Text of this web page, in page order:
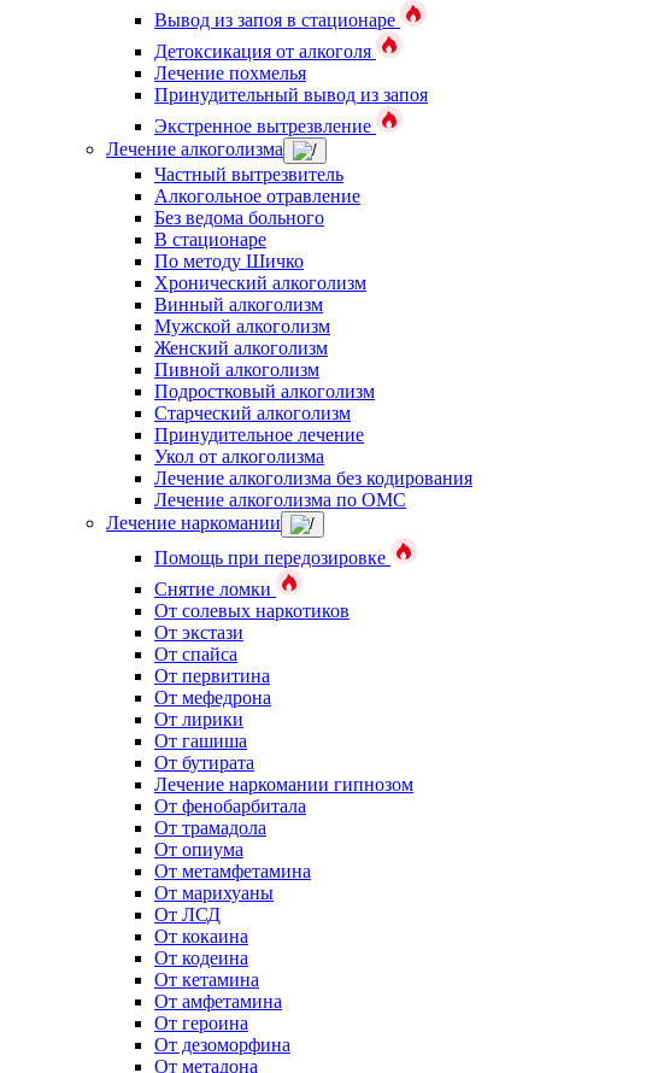
Вывод из запоя в стационаре
Детоксикация от алкоголя
Лечение похмелья
Принудительный вывод из запоя
Экстренное вытрезвление
Лечение алкоголизма
Частный вытрезвитель
Алкогольное отравление
Без ведома больного
В стационаре
По методу Шичко
Хронический алкоголизм
Винный алкоголизм
Мужской алкоголизм
Женский алкоголизм
Пивной алкоголизм
Подростковый алкоголизм
Старческий алкоголизм
Принудительное лечение
Укол от алкоголизма
Лечение алкоголизма без кодирования
Лечение алкоголизма по ОМС
Лечение наркомании
Помощь при передозировке
Снятие ломки
От солевых наркотиков
От экстази
От спайса
От первитина
От мефедрона
От лирики
От гашиша
От бутирата
Лечение наркомании гипнозом
От фенобарбитала
От трамадола
От опиума
От метамфетамина
От марихуаны
От ЛСД
От кокаина
От кодеина
От кетамина
От амфетамина
От героина
От дезоморфина
От метадона